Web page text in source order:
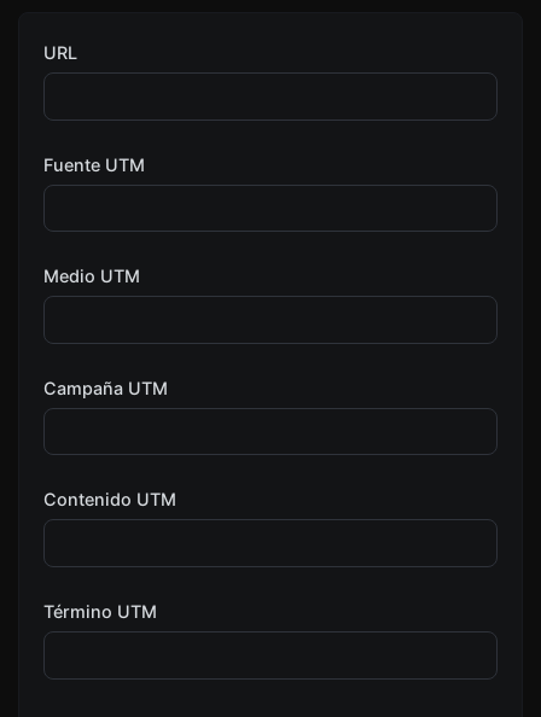
URL
Fuente UTM
Medio UTM
Campaña UTM
Contenido UTM
Término UTM